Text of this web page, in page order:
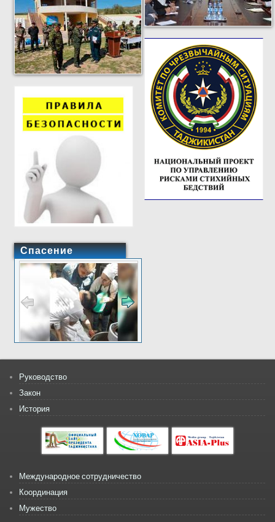
Спасение
Руководство
Закон
История
Международное сотрудничество
Координация
Мужество